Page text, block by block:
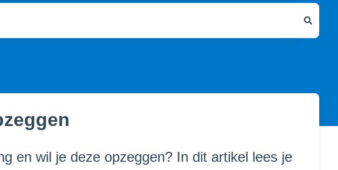
en wil je deze opzeggen? In dit artikel lees je